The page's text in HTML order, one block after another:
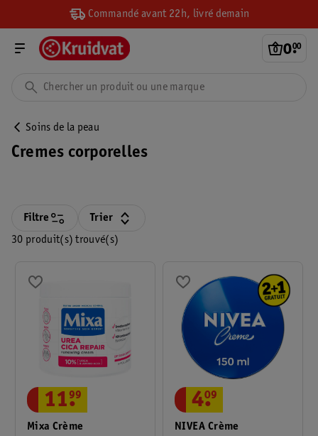
Commandé avant 22h, livré demain
0.
00
Soins de la peau
Cremes corporelles
30 produit(s) trouvé(s)
Filtre Trier
Mixa Crème
11.
99
NIVEA Crème
4.
09